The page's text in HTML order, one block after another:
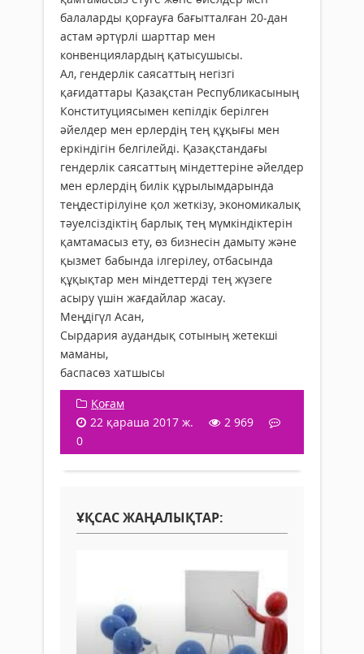
балаларды қорғауға бағытталған 20-дан
астам әртүрлі шарттар мен
конвенциялардың қатысушысы.
Ал, гендерлiк саясаттың негiзгi
қағидаттары Қазақстан Республикасының
Конституциясымен кепiлдiк берiлген
әйелдер мен ерлердiң тең құқығы мен
еркiндiгiн белгiлейдi. Қазақстандағы
гендерлiк саясаттың мiндеттерiне әйелдер
мен ерлердiң билiк құрылымдарында
теңдестiрiлуіне қол жеткiзу, экономикалық
тәуелсiздiктiң барлық тең мүмкiндiктерiн
қамтамасыз ету, өз бизнесiн дамыту және
қызмет бабында iлгерiлеу, отбасында
құқықтар мен мiндеттердi тең жүзеге
асыру үшiн жағдайлар жасау.
Меңдігүл Асан,
Сырдария аудандық сотының жетекші
маманы,
баспасөз хатшысы
Қоғам
22 қараша 2017 ж.
2 969
0
ҰҚСАС ЖАҢАЛЫҚТАР: